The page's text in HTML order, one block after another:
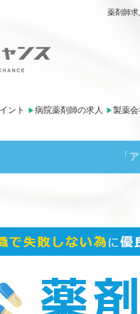
薬剤師
ント 病院薬剤師の求人 製薬会
「